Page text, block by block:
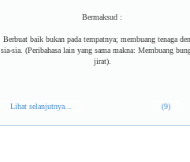
Bermaksud :
Berbuat baik bukan pada tempatnya; membuang tenaga
sia-sia. (Peribahasa lain yang sama makna: Membuang
jirat).
Lihat selanjutnya... (9)